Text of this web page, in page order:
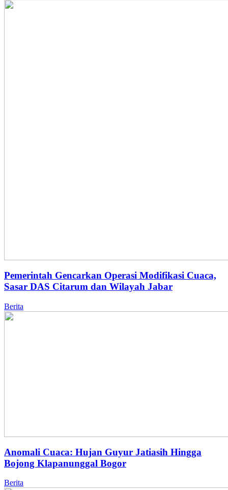
Pemerintah Gencarkan Operasi Modifikasi Cuaca,
Sasar DAS Citarum dan Wilayah Jabar
Berita
Anomali Cuaca: Hujan Guyur Jatiasih Hingga
Bojong Klapanunggal Bogor
Berita